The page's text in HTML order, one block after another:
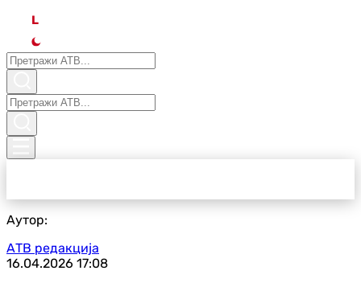
L
Аутор:
АТВ редакција
16.04.2026 17:08